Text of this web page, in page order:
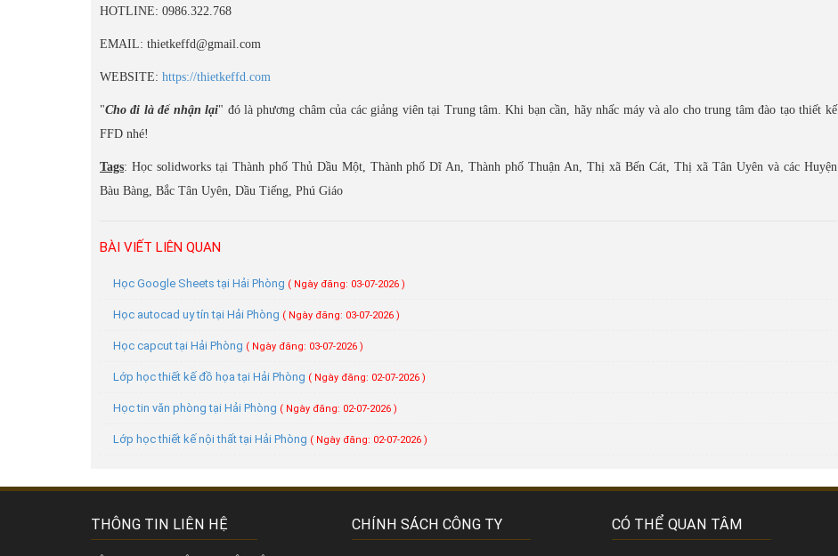
HOTLINE: 0986.322.768
EMAIL: thietkeffd@gmail.com
WEBSITE: https://thietkeffd.com
"Cho đi là để nhận lại" đó là phương châm của các giảng viên tại Trung tâm. Khi bạn cần, hãy nhấc máy và alo cho trung tâm đào tạo thiết kế
FFD nhé!
Tags: Học solidworks tại Thành phố Thủ Dầu Một, Thành phố Dĩ An, Thành phố Thuận An, Thị xã Bến Cát, Thị xã Tân Uyên và các Huyện
Bàu Bàng, Bắc Tân Uyên, Dầu Tiếng, Phú Giáo
BÀI VIẾT LIÊN QUAN
Học Google Sheets tại Hải Phòng ( Ngày đăng: 03-07-2026 )
Học autocad uy tín tại Hải Phòng ( Ngày đăng: 03-07-2026 )
Học capcut tại Hải Phòng ( Ngày đăng: 03-07-2026 )
Lớp học thiết kế đồ họa tại Hải Phòng ( Ngày đăng: 02-07-2026 )
Học tin văn phòng tại Hải Phòng ( Ngày đăng: 02-07-2026 )
Lớp học thiết kế nội thất tại Hải Phòng ( Ngày đăng: 02-07-2026 )
THÔNG TIN LIÊN HỆ CHÍNH SÁCH CÔNG TY CÓ THỂ QUAN TÂM